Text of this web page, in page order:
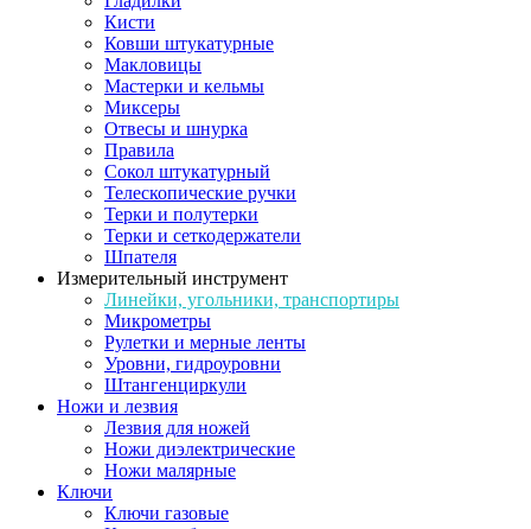
Кисти
Ковши штукатурные
Макловицы
Мастерки и кельмы
Миксеры
Отвесы и шнурка
Правила
Сокол штукатурный
Телескопические ручки
Терки и полутерки
Терки и сеткодержатели
Шпателя
Измерительный инструмент
Линейки, угольники, транспортиры
Микрометры
Рулетки и мерные ленты
Уровни, гидроуровни
Штангенциркули
Ножи и лезвия
Лезвия для ножей
Ножи диэлектрические
Ножи малярные
Ключи
Ключи газовые